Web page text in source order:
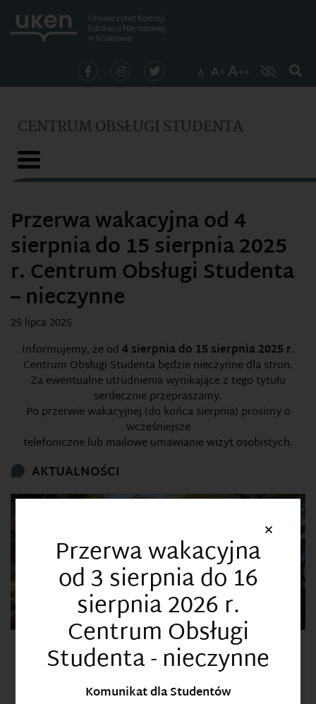
Uniwersytet Komisji
Edukacji Narodowej
w Krakowie
CENTRUM OBSŁUGI STUDENTA
Przerwa wakacyjna od 4
sierpnia do 15 sierpnia 2025
r. Centrum Obsługi Studenta
– nieczynne
25 lipca 2025
Informujemy, że od4 sierpnia do 15 sierpnia 2025 r.
Centrum Obsługi Studenta będzie nieczynne dla stron.
Za ewentualne utrudnienia wynikające z tego tytułu
serdecznie przepraszamy.
Po przerwie wakacyjnej (do końca sierpnia) prosimy o
wcześniejsze
telefoniczne lub mailowe umawianie wizyt osobistych.
AKTUALNOŚCI
Przerwa wakacyjna od 3 sierpnia do 16 sierpnia
2026 r. Centrum Obsługi Studenta – nieczynne
Komunikat dla Studentów
×
Przerwa wakacyjna
od 3 sierpnia do 16
sierpnia 2026 r.
Centrum Obsługi
Studenta - nieczynne
Komunikat dla Studentów